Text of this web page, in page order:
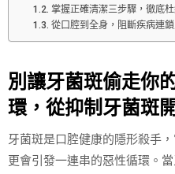
掌握正確清潔三步驟，徹底
從口腔到全身，阻斷疾病連
別讓牙菌斑偷走你
環，從抑制牙菌斑
牙菌斑是口腔健康的隱形殺手
更會引發一連串的惡性循環。